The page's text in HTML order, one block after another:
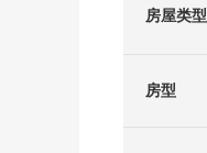
房屋类型
房型